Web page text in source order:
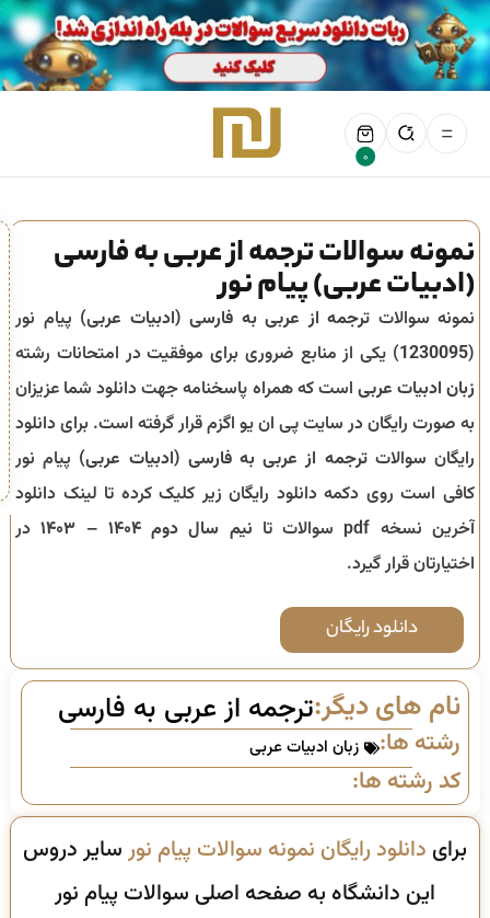
0
نمونه سوالات ترجمه از عربی به فارسی
(ادبیات عربی) پیام نور
نمونه سوالات ترجمه از عربی به فارسی (ادبیات عربی) پیام نور
(
1230095) یکی از منابع ضروری برای موفقیت در امتحانات رشته
زبان ادبیات عربی است که همراه پاسخنامه جهت دانلود شما عزیزان
به صورت رایگان در سایت پی ان یو اگزم قرار گرفته است. برای دانلود
رایگان سوالاتترجمه از عربی به فارسی (ادبیات عربی) پیام نور
کافی است روی دکمه دانلود رایگان زیر کلیک کرده تا لینک دانلود
آخرین نسخه pdf سوالات تا
نیم سال دوم ۱۴۰۴ – ۱۴۰۳
در
اختیارتان قرار گیرد.
دانلود رایگان
نام های دیگر:ترجمه از عربی به فارسی
رشته ها: زبان ادبیات عربی
کد رشته ها:
برای دانلود رایگان نمونه سوالات پیام نورسایر دروس
این دانشگاه به صفحه اصلی سوالات پیام نور